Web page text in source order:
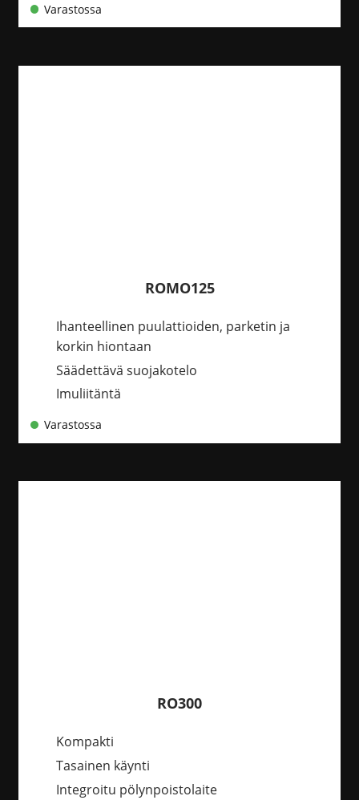
Varastossa
ROMO125
Ihanteellinen puulattioiden, parketin ja
korkin hiontaan
Säädettävä suojakotelo
Imuliitäntä
Varastossa
RO300
Kompakti
Tasainen käynti
Integroitu pölynpoistolaite